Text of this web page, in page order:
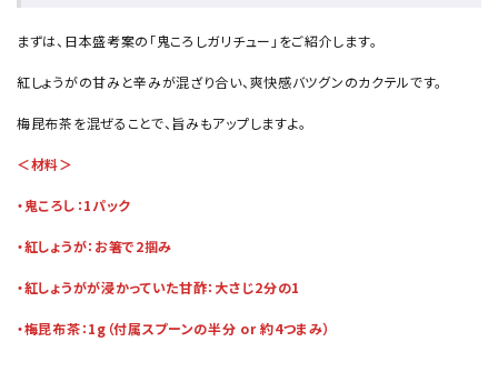
まずは、日本盛考案の「鬼ころしガリチュー」をご紹介します。
紅しょうがの甘みと辛みが混ざり合い、爽快感バツグンのカクテルです。
梅昆布茶を混ぜることで、旨みもアップしますよ。
＜材料＞
・鬼ころし：1パック
・紅しょうが：お箸で2掴み
・紅しょうがが浸かっていた甘酢：大さじ2分の1
・梅昆布茶：1g（付属スプーンの半分 or 約4つまみ）